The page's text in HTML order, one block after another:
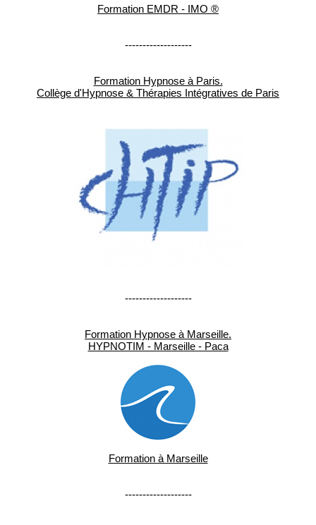
Formation EMDR - IMO ®
-------------------
Formation Hypnose à Paris.
Collège d'Hypnose & Thérapies Intégratives de Paris
-------------------
Formation Hypnose à Marseille.
HYPNOTIM - Marseille - Paca
Formation à Marseille
-------------------